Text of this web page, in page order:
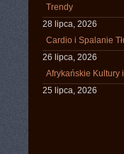
Trendy
28 lipca, 2026
Cardio i Spalanie
26 lipca, 2026
Afrykańskie Kultury
25 lipca, 2026